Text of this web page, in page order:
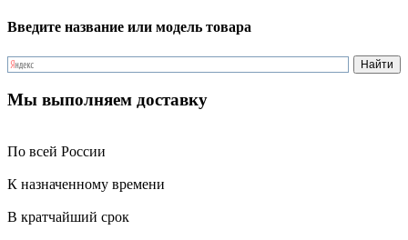
Введите название или модель товара
Мы выполняем доставку
По всей России
К назначенному времени
В кратчайший срок